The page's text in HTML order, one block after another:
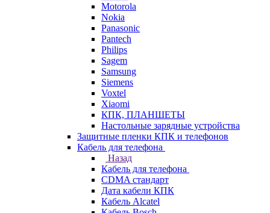
Motorola
Nokia
Panasonic
Pantech
Philips
Sagem
Samsung
Siemens
Voxtel
Xiaomi
КПК, ПЛАНШЕТЫ
Настольные зарядные устройства
Защитные пленки КПК и телефонов
Кабель для телефона
Назад
Кабель для телефона
CDMA стандарт
Дата кабели КПК
Кабель Alcatel